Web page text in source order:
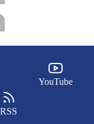
YouTube
RSS